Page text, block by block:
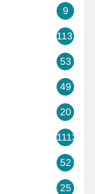
9
1131
53
49
20
1113
52
25